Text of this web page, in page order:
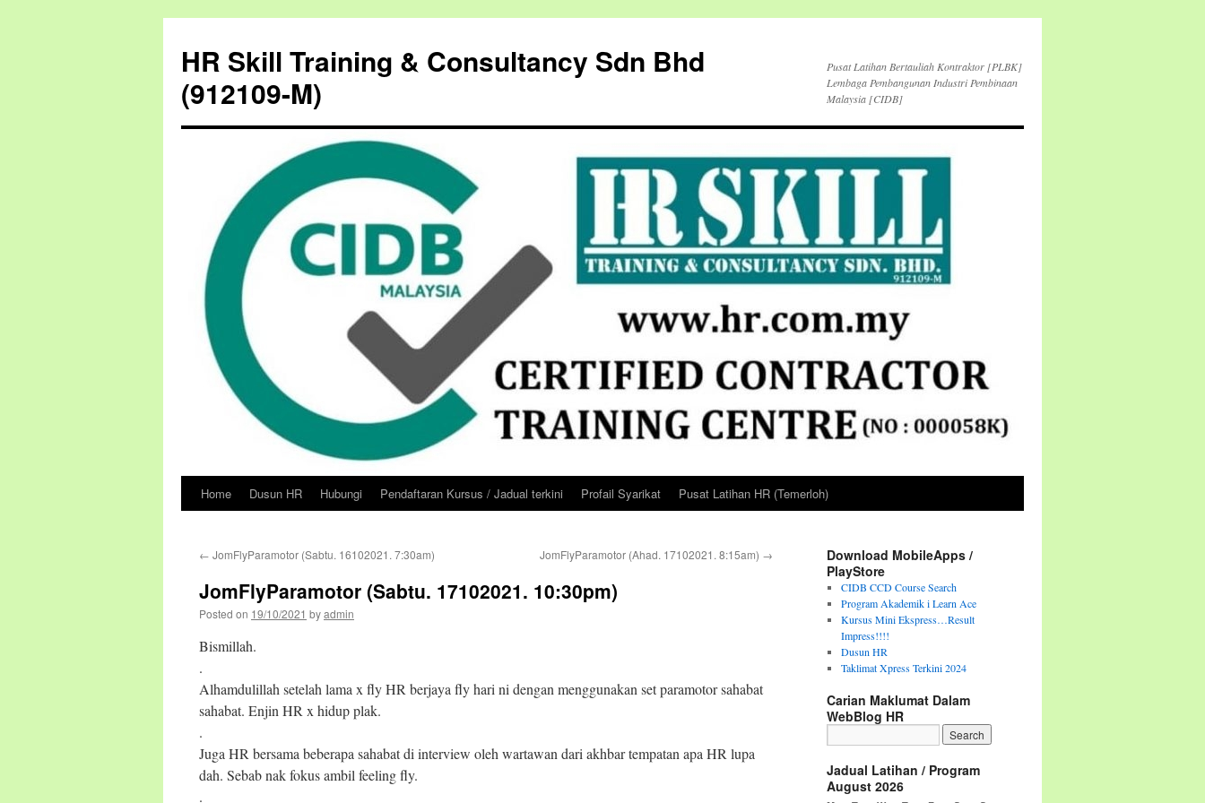
HR Skill Training & Consultancy Sdn Bhd
(912109-M)
Pusat Latihan Bertauliah Kontraktor [PLBK]
Lembaga Pembangunan Industri Pembinaan
Malaysia [CIDB]
Skip
content
Home Dusun HR Hubungi Pendaftaran Kursus / Jadual terkini Profail Syarikat Pusat Latihan HR (Temerloh)
← JomFlyParamotor (Sabtu. 16102021. 7:30am) JomFlyParamotor (Ahad. 17102021. 8:15am) →
JomFlyParamotor (Sabtu. 17102021. 10:30pm)
Posted on 19/10/2021 byadmin
Bismillah.
.
Alhamdulillah setelah lama x fly HR berjaya fly hari ni dengan menggunakan set paramotor sahabat
sahabat. Enjin HR x hidup plak.
.
Juga HR bersama beberapa sahabat di interview oleh wartawan dari akhbar tempatan apa HR lupa
dah. Sebab nak fokus ambil feeling fly.
.
Download MobileApps /
PlayStore
CIDB CCD Course Search
Program Akademik i Learn Ace
Kursus Mini Ekspress…Result
Impress!!!!
Dusun HR
Taklimat Xpress Terkini 2024
Carian Maklumat Dalam
WebBlog HR
Jadual Latihan / Program
August 2026